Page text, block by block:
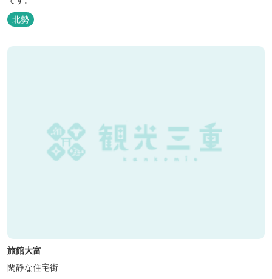
北勢
旅館大富
閑静な住宅街